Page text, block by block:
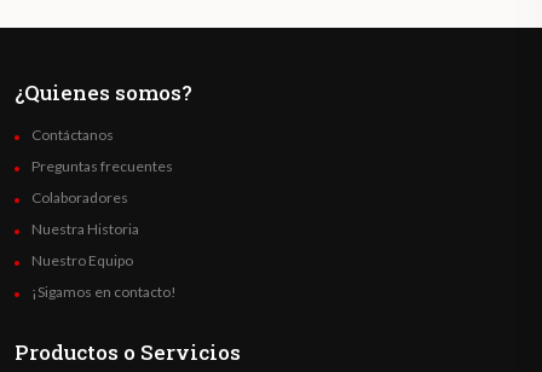
¿Quienes somos?
Contáctanos
Preguntas frecuentes
Colaboradores
Nuestra Historia
Nuestro Equipo
¡Sigamos en contacto!
Productos o Servicios